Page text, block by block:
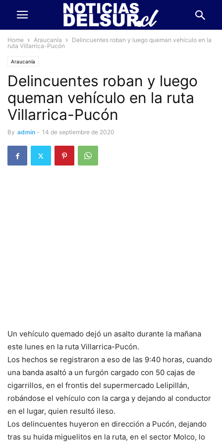
Home Araucanía
Delincuentes roban y luego queman vehículo en la
ruta Villarrica-Pucón
Araucanía
Delincuentes roban y luego
queman vehículo en la ruta
Villarrica-Pucón
By admin - 14 de septiembre de 2020
Un vehículo quemado dejó un asalto durante la mañana
este lunes en la ruta Villarrica-Pucón.
Los hechos se registraron a eso de las 9:40 horas, cuando
una banda asaltó a un furgón cargado con 50 cajas de
cigarrillos, en el frontis del supermercado Lelipillán,
robándose el vehículo con la carga y dejando al conductor
en el lugar, quien resultó ileso.
Los delincuentes huyeron en dirección a Pucón, dejando
tras su huida miguelitos en la ruta, en el sector Molco, lo